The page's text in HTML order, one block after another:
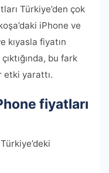
Türkiye’den çok
iPhone ve
kıyasla fiyatın
bu fark
etki yarattı.
fiyatları